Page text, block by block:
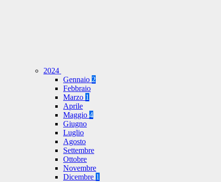
2024
Gennaio 2
Febbraio
Marzo 1
Aprile
Maggio 4
Giugno
Luglio
Agosto
Settembre
Ottobre
Novembre
Dicembre 1